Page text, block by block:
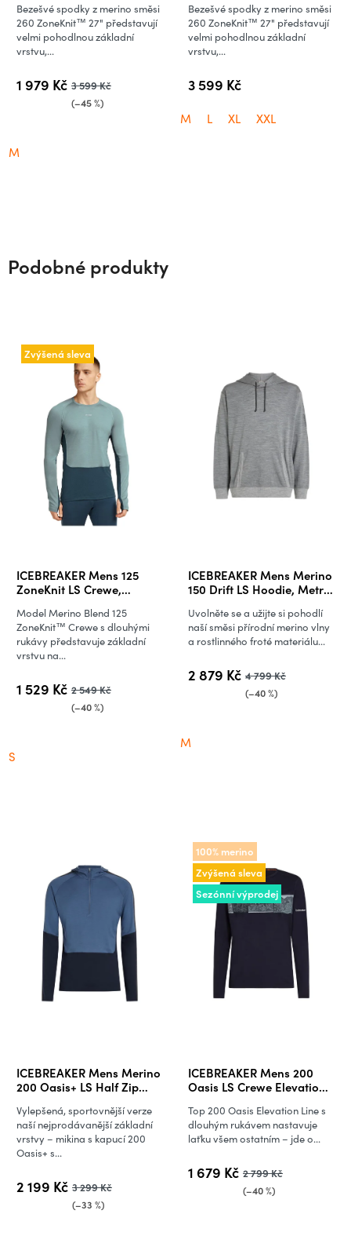
1 979 Kč 3 599 Kč
(–45 %)
Bezešvé spodky z merino směsi
260 ZoneKnit™ 27" představují
velmi pohodlnou základní
vrstvu,...
M
3 599 Kč
Bezešvé spodky z merino směsi
260 ZoneKnit™ 27" představují
velmi pohodlnou základní
vrstvu,...
M L XL XXL
Podobné produkty
Zvýšená sleva
ICEBREAKER Mens 125
ZoneKnit LS Crewe,
1 529 Kč 2 549 Kč
(–40 %)
Model Merino Blend 125
ZoneKnit™ Crewe s dlouhými
rukávy představuje základní
vrstvu na...
S
ICEBREAKER Mens Merino
150 Drift LS Hoodie, Metro
2 879 Kč 4 799 Kč
(–40 %)
Uvolněte se a užijte si pohodlí
naší směsi přírodní merino vlny
a rostlinného froté materiálu...
M
ICEBREAKER Mens Merino
200 Oasis+ LS Half Zip
Midninavy/Dawn/JetHeather/Cb
(vzorek)
2 199 Kč 3 299 Kč
(–33 %)
Vylepšená, sportovnější verze
naší nejprodávanější základní
vrstvy – mikina s kapucí 200
Oasis+ s...
100% merino
Zvýšená sleva
Sezónní výprodej
ICEBREAKER Mens 200
Oasis LS Crewe Elevation
1 679 Kč 2 799 Kč
(–40 %)
Top 200 Oasis Elevation Line s
dlouhým rukávem nastavuje
laťku všem ostatním – jde o...